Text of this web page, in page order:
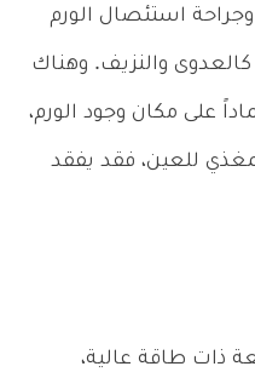
استئصال الورم
والنزيف. وهناك
على مكان وجود الورم،
للعين، فقد يفقد
ذات طاقة عالية،